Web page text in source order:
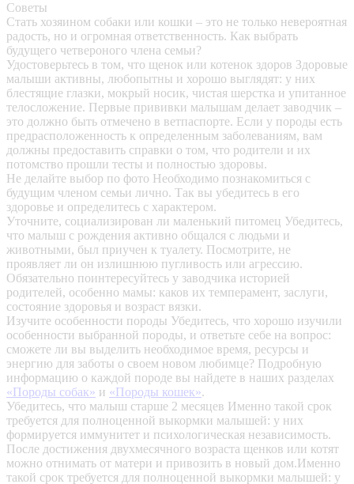
Советы
Стать хозяином собаки или кошки – это не только невероятная
радость, но и огромная ответственность. Как выбрать
будущего четвероного члена семьи?
Удостоверьтесь в том, что щенок или котенок здоров Здоровые
малыши активны, любопытны и хорошо выглядят: у них
блестящие глазки, мокрый носик, чистая шерстка и упитанное
телосложение. Первые прививки малышам делает заводчик –
это должно быть отмечено в ветпаспорте. Если у породы есть
предрасположенность к определенным заболеваниям, вам
должны предоставить справки о том, что родители и их
потомство прошли тесты и полностью здоровы.
Не делайте выбор по фото Необходимо познакомиться с
будущим членом семьи лично. Так вы убедитесь в его
здоровье и определитесь с характером.
Уточните, социализирован ли маленький питомец Убедитесь,
что малыш с рождения активно общался с людьми и
животными, был приучен к туалету. Посмотрите, не
проявляет ли он излишнюю пугливость или агрессию.
Обязательно поинтересуйтесь у заводчика историей
родителей, особенно мамы: каков их темперамент, заслуги,
состояние здоровья и возраст вязки.
Изучите особенности породы Убедитесь, что хорошо изучили
особенности выбранной породы, и ответьте себе на вопрос:
сможете ли вы выделить необходимое время, ресурсы и
энергию для заботы о своем новом любимце? Подробную
информацию о каждой породе вы найдете в наших разделах
«Породы собак» и «Породы кошек».
Убедитесь, что малыш старше 2 месяцев Именно такой срок
требуется для полноценной выкормки малышей: у них
формируется иммунитет и психологическая независимость.
После достижения двухмесячного возраста щенков или котят
можно отнимать от матери и привозить в новый дом.Именно
такой срок требуется для полноценной выкормки малышей: у